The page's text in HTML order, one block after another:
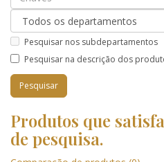
Pesquisar nos subdepartamentos
Pesquisar na descrição dos
Produtos que
de pesquisa.